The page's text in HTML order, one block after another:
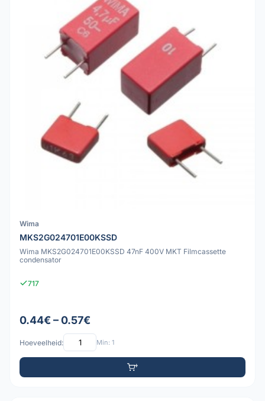
Wima
MKS2G024701E00KSSD
Wima MKS2G024701E00KSSD 47nF 400V MKT Filmcassette
condensator
717
0.44€ – 0.57€
Hoeveelheid: Min: 1